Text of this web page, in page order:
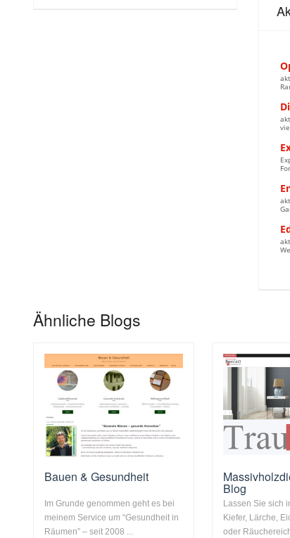
Ähnliche Blogs
Bauen & Gesundheit
Im Grunde genommen geht es bei
meinem Service um “Gesundheit in
Räumen” – seit 2008 ...
Blog
Lassen Sie sich
Kiefer, Lärche,
oder